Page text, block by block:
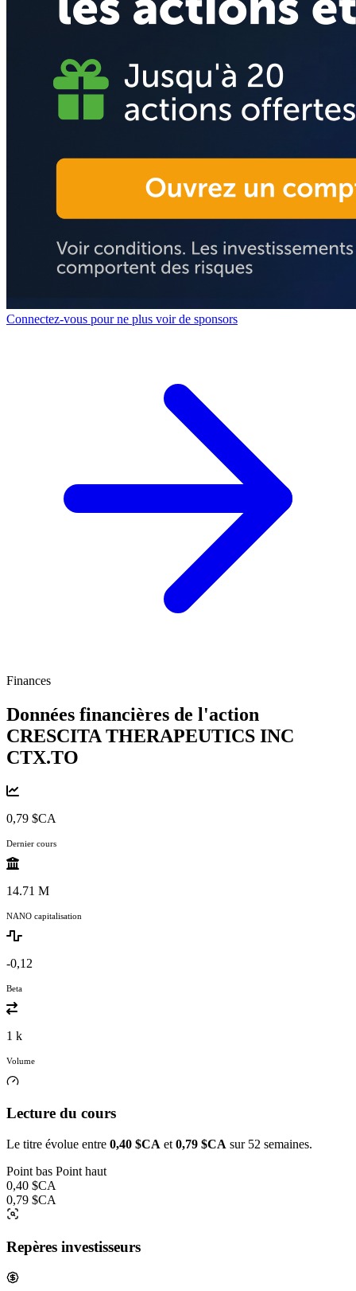
Connectez-vous pour ne plus voir de sponsors
Finances
Données financières de l'action
CRESCITA THERAPEUTICS INC
CTX.TO
0,79 $CA
Dernier cours
14.71 M
NANO capitalisation
-0,12
Beta
1 k
Volume
Lecture du cours
Le titre évolue entre 0,40 $CA et 0,79 $CA sur 52 semaines.
Point bas Point haut
0,40 $CA
0,79 $CA
Repères investisseurs